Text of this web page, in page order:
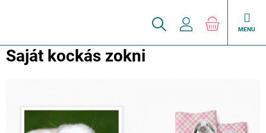
KOSÁR
Saját kockás zokni